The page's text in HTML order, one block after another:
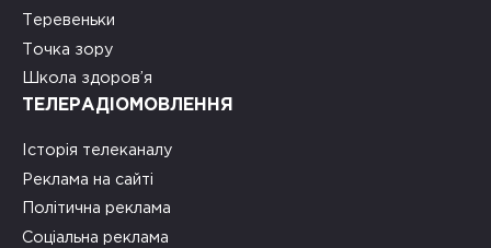
Теревеньки
Точка зору
Школа здоров’я
ТЕЛЕРАДІОМОВЛЕННЯ
Історія телеканалу
Реклама на сайті
Політична реклама
Соціальна реклама